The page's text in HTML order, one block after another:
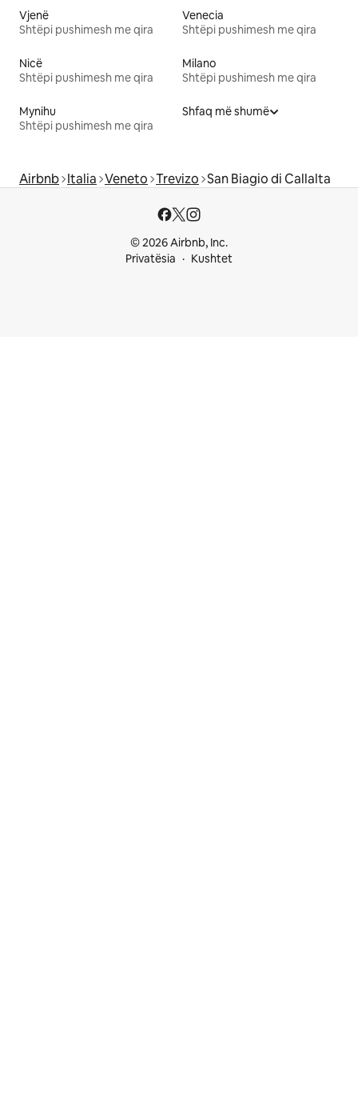
Vjenë
Shtëpi pushimesh me qira
Venecia
Shtëpi pushimesh me qira
Nicë
Shtëpi pushimesh me qira
Milano
Shtëpi pushimesh me qira
Mynihu
Shtëpi pushimesh me qira
Shfaq më shumë
Airbnb Italia Veneto Trevizo San Biagio di Callalta
© 2026 Airbnb, Inc.
Privatësia
Kushtet